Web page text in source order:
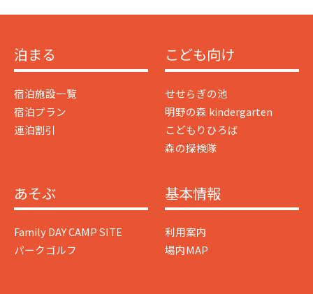
泊まる
宿泊施設一覧
宿泊プラン
連泊割引
こども向け
せせらぎの池
明野の森 kindergarten
こどもりひろば
森の探検隊
あそぶ
Family DAY CAMP SITE
パークゴルフ
基本情報
利用案内
場内MAP